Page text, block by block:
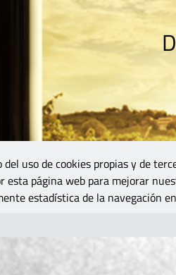
uso de cookies propias y de
esta página web para mejorar
estadística de la navegación